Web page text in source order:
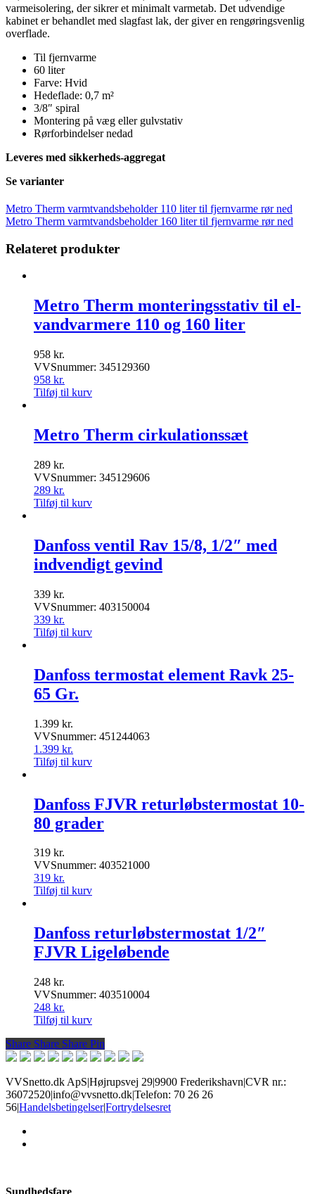
varmeisolering, der sikrer et minimalt varmetab. Det udvendige
kabinet er behandlet med slagfast lak, der giver en rengøringsvenlig
overflade.
Til fjernvarme
60 liter
Farve: Hvid
Hedeflade: 0,7 m²
3/8″ spiral
Montering på væg eller gulvstativ
Rørforbindelser nedad
Leveres med sikkerheds-aggregat
Se varianter
Metro Therm varmtvandsbeholder 110 liter til fjernvarme rør ned
Metro Therm varmtvandsbeholder 160 liter til fjernvarme rør ned
Relateret produkter
Metro Therm monteringsstativ til el-
vandvarmere 110 og 160 liter
958 kr.
VVSnummer: 345129360
958 kr.
Tilføj til kurv
Metro Therm cirkulationssæt
289 kr.
VVSnummer: 345129606
289 kr.
Tilføj til kurv
Danfoss ventil Rav 15/8, 1/2″ med
indvendigt gevind
339 kr.
VVSnummer: 403150004
339 kr.
Tilføj til kurv
Danfoss termostat element Ravk 25-
65 Gr.
1.399 kr.
VVSnummer: 451244063
1.399 kr.
Tilføj til kurv
Danfoss FJVR returløbstermostat 10-
80 grader
319 kr.
VVSnummer: 403521000
319 kr.
Tilføj til kurv
Danfoss returløbstermostat 1/2″
FJVR Ligeløbende
248 kr.
VVSnummer: 403510004
248 kr.
Tilføj til kurv
Share
Share Share Share Pin
VVSnetto.dk ApS|Højrupsvej 29|9900 Frederikshavn|CVR nr.:
36072520|info@vvsnetto.dk|Telefon: 70 26 26
56|Handelsbetingelser|Fortrydelsesret